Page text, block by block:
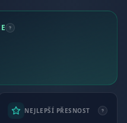
NEJLEPŠÍ PŘESNOST